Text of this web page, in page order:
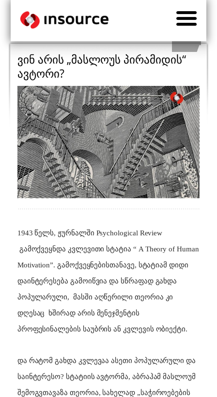
ვინ არის „მასლოუს პირამიდის“
ავტორი?
1943 წელს, ჟურნალში Psychological Review
გამოქვეყნდა კვლევითი სტატია “ A Theory of Human
Motivation”. გამოქვეყნებისთანავე, სტატიამ დიდი
დაინტერესება გამოიწვია და სწრაფად გახდა
პოპულარული, მასში აღწერილი თეორია კი
დღესაც ხშირად არის მენეჯმენტის
პროფესინალების საუბრის ან კვლევის ობიექტი.
და რატომ გახდა კვლევაა ასეთი პოპულარული და
საინტერესო? სტატიის ავტორმა, აბრაჰამ მასლოუმ
შემოგვთავაზა თეორია, სახელად „საჭიროებების